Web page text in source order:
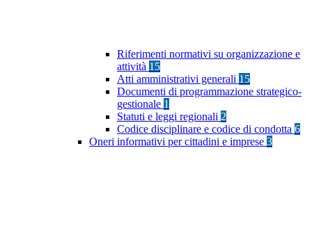
Riferimenti normativi su organizzazione e
attività 15
Atti amministrativi generali 15
Documenti di programmazione strategico-
gestionale 1
Statuti e leggi regionali 2
Codice disciplinare e codice di condotta 6
Oneri informativi per cittadini e imprese 3